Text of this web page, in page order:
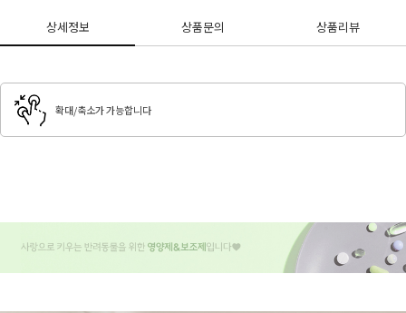
상세정보 상품문의 상품리뷰
확대/축소가 가능합니다